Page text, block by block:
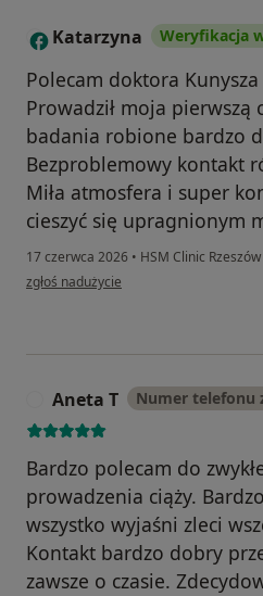
K Katarzyna Weryfikacja
Polecam doktora Kunysza
Prowadził moja pierwszą
badania robione bardzo
Bezproblemowy kontakt
Miła atmosfera i super
cieszyć się upragnionym
17 czerwca 2026 • HSM Clinic Rzeszów
w opinii użytkownika Katarzyna
zgłoś nadużycie
Aneta T Numer telefonu
Bardzo polecam do
prowadzenia ciąży.
wszystko wyjaśni zleci
Kontakt bardzo dobry
zawsze o czasie.